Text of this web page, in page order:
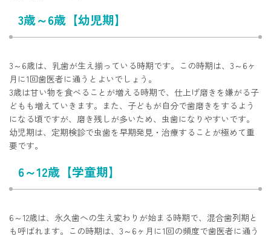
3歳～6歳【幼児期】
3～6歳は、乳歯が生え揃っている時期です。この時期は、3～6ヶ
月に1回歯医者に通うとよいでしょう。
3歳は甘い物を食べることが増える時期で、仕上げ磨きを嫌がる子
どもも増えていきます。また、子どもが自分で歯磨きをするよう
になる頃ですが、磨き残しが多いため、虫歯になりやすいです。
幼児期は、定期検診で虫歯を早期発見・治療することが極めて重
要です。
6～12歳【学童期】
6～12歳は、永久歯への生え変わりが始まる時期で、混合歯列期と
も呼ばれます。この時期は、3～6ヶ月に1回の頻度で歯医者に通う